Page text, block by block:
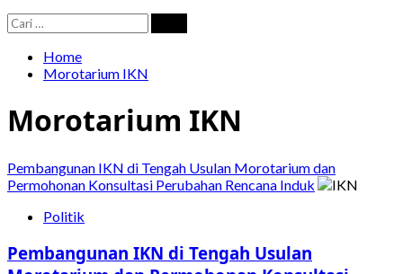
Cari
untuk:
Home
Morotarium IKN
Morotarium IKN
Pembangunan IKN di Tengah Usulan Morotarium dan
Permohonan Konsultasi Perubahan Rencana Induk
Politik
Pembangunan IKN di Tengah Usulan